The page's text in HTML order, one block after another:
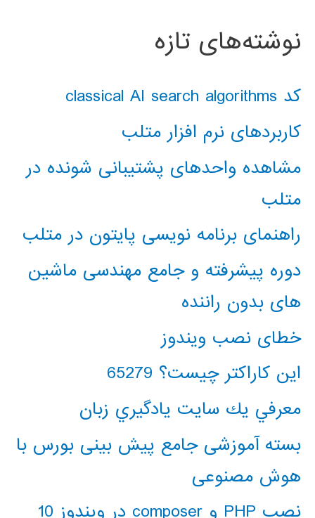
نوشته‌های تازه
کد classical AI search algorithms
کاربردهای نرم افزار متلب
مشاهده واحدهای پشتیبانی شونده در
متلب
راهنمای برنامه نویسی پایتون در متلب
دوره پیشرفته و جامع مهندسی ماشین
های بدون راننده
خطای نصب ویندوز
این کاراکتر چیست؟ 65279
معرفي يك سايت يادگيري زبان
بسته آموزشی جامع پیش بینی بورس با
هوش مصنوعی
نصب PHP و composer در ویندوز 10